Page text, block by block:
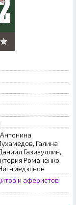
Галина
Газизуллин,
Романенко,
и аферистов